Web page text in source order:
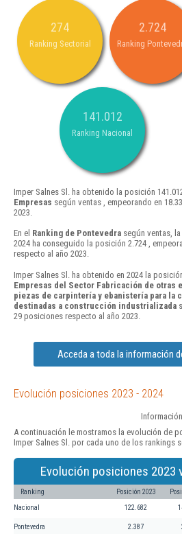
274
Ranking Sectorial
2.724
Ranking
141.012
Ranking Nacional
Imper Salnes Sl. ha obtenido la posición
Empresas según ventas , empeorando en
2023.
En el Ranking de Pontevedra según ventas,
2024 ha conseguido la posición 2.724 ,
respecto al año 2023.
Imper Salnes Sl. ha obtenido en 2024 la
Empresas del Sector Fabricación de otras
piezas de carpintería y ebanistería para la
destinadas a construcción industrializada
29 posiciones respecto al año 2023.
Acceda a toda la información
Evolución posiciones 2023 - 2024
A continuación le mostramos la evolución de
Imper Salnes Sl. por cada uno de los rankings
Evolución posiciones 2023
Ranking Posición 2023
Nacional 122.682
Pontevedra 2.387